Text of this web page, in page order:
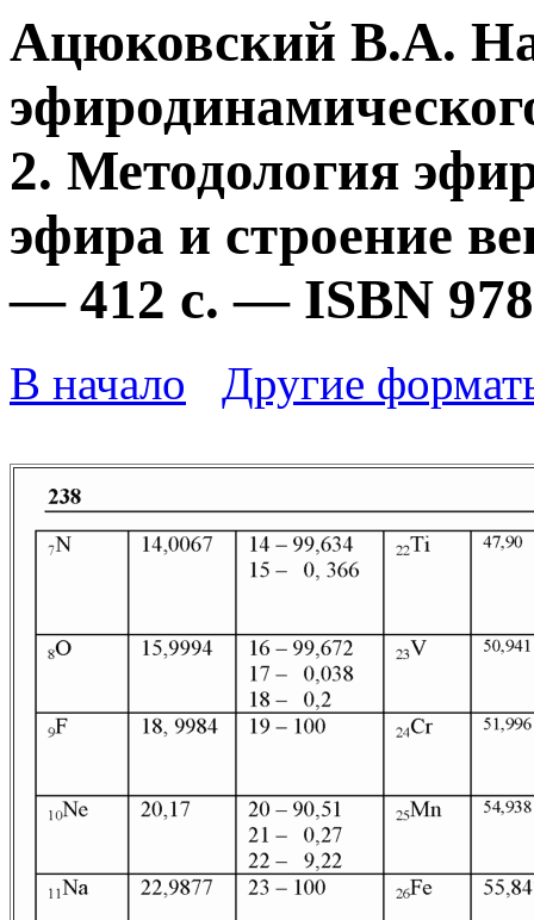
Ацюковский В.А.
2. Методология
эфира и строение
— 412 с. — ISBN
В начало Другие